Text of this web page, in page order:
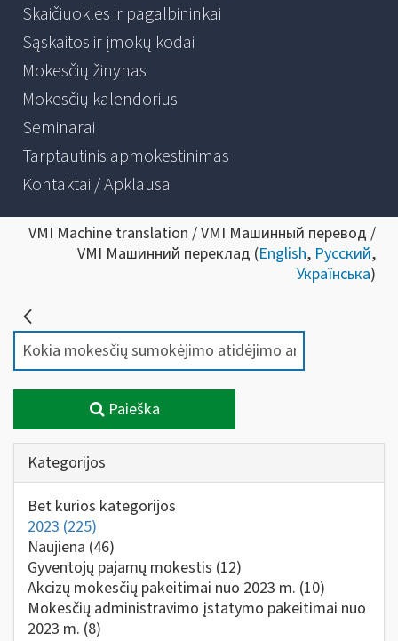
Skaičiuoklės ir pagalbininkai
Sąskaitos ir įmokų kodai
Mokesčių žinynas
Mokesčių kalendorius
Seminarai
Tarptautinis apmokestinimas
Kontaktai / Apklausa
VMI Machine translation / VMI Машинный перевод /
VMI Машинний переклад (English, Русский,
Українська)
Paieška
Kategorijos
Bet kurios kategorijos
2023 (225)
Naujiena (46)
Gyventojų pajamų mokestis (12)
Akcizų mokesčių pakeitimai nuo 2023 m. (10)
Mokesčių administravimo įstatymo pakeitimai nuo
2023 m. (8)